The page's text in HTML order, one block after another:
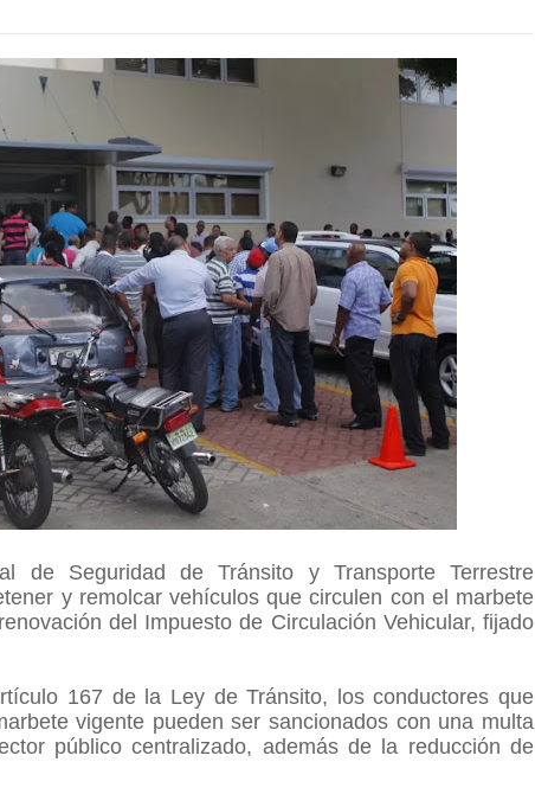
de Seguridad de Tránsito y Transporte Terrestre
y remolcar vehículos que circulen con el marbete
del Impuesto de Circulación Vehicular, fijado
167 de la Ley de Tránsito, los conductores que
vigente pueden ser sancionados con una multa
público centralizado, además de la reducción de